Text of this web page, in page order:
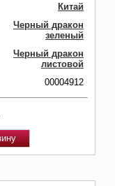
Китай
Черный дракон
зеленый
Черный дракон
листовой
00004912